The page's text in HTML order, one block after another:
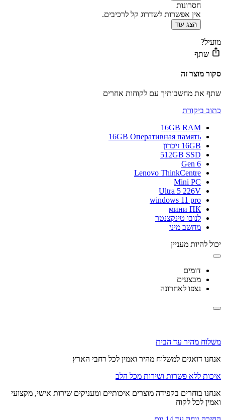
חסרונות
אין אפשרות לשדרוג קל לרכיבים.
הצג עוד
מועיל?
שתף
סקור מוצר זה
שתף את מחשבותיך עם לקוחות אחרים
כתוב ביקורת
16GB RAM
16GB Оперативная память
16GB זיכרון
512GB SSD
Gen 6
Lenovo ThinkCentre
Mini PC
Ultra 5 226V
windows 11 pro
мини ПК
לנובו טינקצנטר
מחשב מיני
יכול להיות מעניין
דומים
מבצעים
נצפו לאחרונה
משלוח מהיר עד הבית
אנחנו דואגים למשלוח מהיר ואמין לכל רחבי הארץ
איכות ללא פשרות ושירות מכל הלב
אנחנו בוחרים בקפידה מוצרים איכותיים ומעניקים שירות אישי, מקצועי
ואמין לכל לקוח